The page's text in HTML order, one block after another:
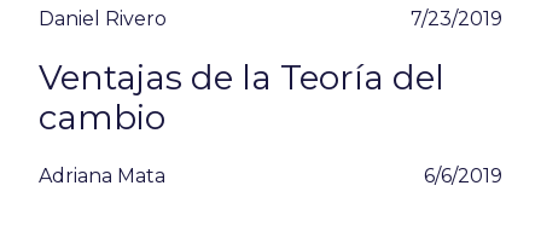
Daniel Rivero 7/23/2019
Ventajas de la Teoría del
cambio
Adriana Mata 6/6/2019